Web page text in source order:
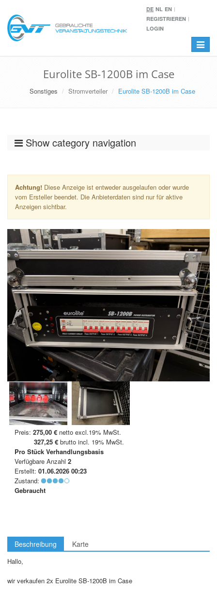
DE NL EN
REGISTRIEREN
LOGIN
Toggle
Eurolite SB-1200B im Case
Sonstiges Stromverteiler Eurolite SB-1200B im Case
Show category navigation
Achtung! Diese Anzeige ist entweder ausgelaufen oder wurde
vom Ersteller beendet. Die Anbieterdaten sind nur für aktive
Anzeigen sichtbar.
Preis: 275,00 € netto excl.19% MwSt.
327,25 € brutto incl. 19% MwSt.
Pro Stück Verhandlungsbasis
Verfügbare Anzahl 2
Erstellt: 01.06.2026 00:23
Zustand:
Gebraucht
Beschreibung Karte
Hallo,
wir verkaufen 2x Eurolite SB-1200B im Case